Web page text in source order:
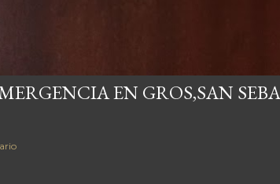
EN GROS,SAN